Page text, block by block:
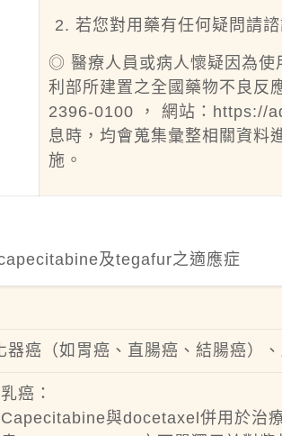
若您對用藥有任何疑問請
◎ 醫療人員或病人懷疑因為使
利部所建置之全國藥物不良反
2396-0100 ， 網站： https://
息時，均會蒐集彙整相關資料
施。
及tegafur之適應症
器癌（如胃癌、直腸癌、結腸癌）
乳癌：
Capecitabine與docetaxel併用於治